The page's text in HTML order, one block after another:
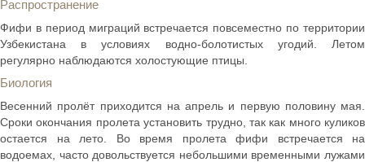
Распространение
Фифи в период миграций встречается повсеместно по территории
Узбекистана в условиях водно-болотистых угодий. Летом
регулярно наблюдаются холостующие птицы.
Биология
Весенний пролёт приходится на апрель и первую половину мая.
Сроки окончания пролета установить трудно, так как много куликов
остается на лето. Во время пролета фифи встречается на
водоемах, часто довольствуется небольшими временными лужами